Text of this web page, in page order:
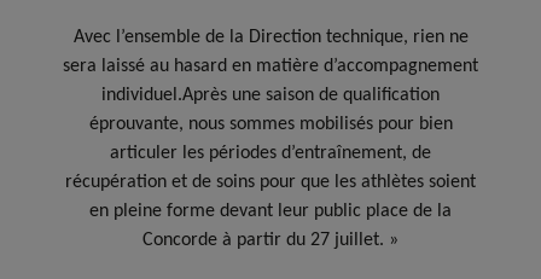
Avec l’ensemble de la Direction technique, rien ne
sera laissé au hasard en matière d’accompagnement
individuel.Après une saison de qualification
éprouvante, nous sommes mobilisés pour bien
articuler les périodes d’entraînement, de
récupération et de soins pour que les athlètes soient
en pleine forme devant leur public place de la
Concorde à partir du 27 juillet. »